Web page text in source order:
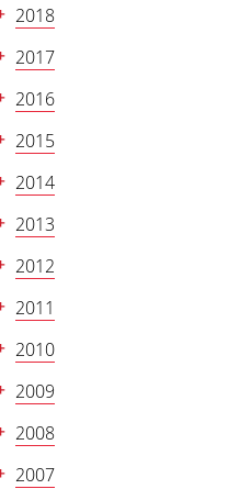
2018
2017
2016
2015
2014
2013
2012
2011
2010
2009
2008
2007